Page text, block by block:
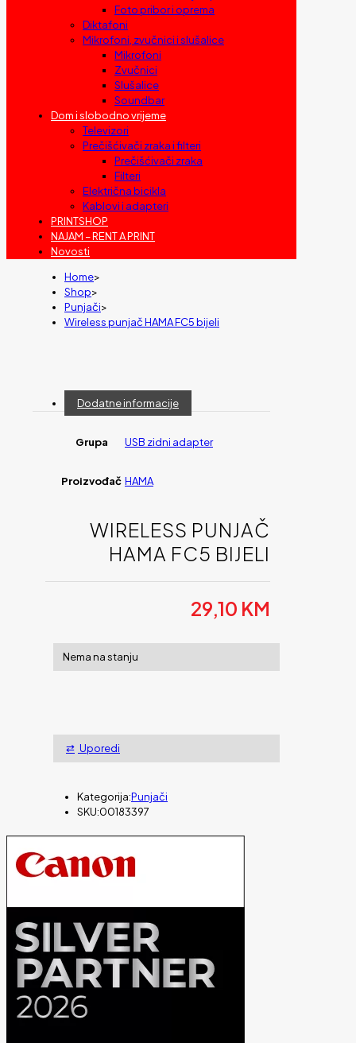
Foto pribor i oprema
Diktafoni
Mikrofoni, zvučnici i slušalice
Mikrofoni
Zvučnici
Slušalice
Soundbar
Dom i slobodno vrijeme
Televizori
Prečišćivači zraka i filteri
Prečišćivači zraka
Filteri
Električna bicikla
Kablovi i adapteri
PRINTSHOP
NAJAM – RENT A PRINT
Novosti
Home>
Shop>
Punjači>
Wireless punjač HAMA FC5 bijeli
Dodatne informacije
Grupa USB zidni adapter
Proizvođač HAMA
WIRELESS PUNJAČ
HAMA FC5 BIJELI
29,10 KM
Nema na stanju
Uporedi
Kategorija:Punjači
SKU:00183397